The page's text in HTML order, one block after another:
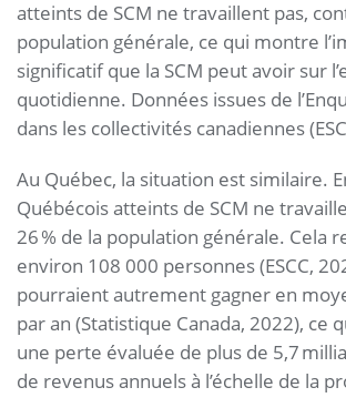
atteints de SCM ne travaillent pas,
population générale, ce qui montre
significatif que la SCM peut avoir sur
quotidienne. Données issues de
dans les collectivités canadiennes
Au Québec, la situation est similaire.
Québécois atteints de SCM ne
26 % de la population générale. Cela
environ 108 000 personnes (ESCC,
pourraient autrement gagner en
par an (Statistique Canada, 2022), ce
une perte évaluée de plus de 5,7
de revenus annuels à l’échelle de la